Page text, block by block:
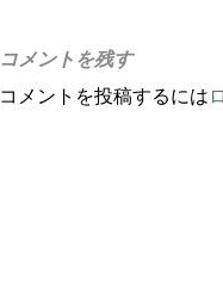
コメントを残す
コメントを投稿するには